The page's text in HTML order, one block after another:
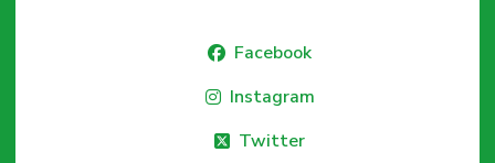
Facebook
Instagram
Twitter